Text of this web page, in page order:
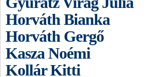
Horváth Bianka
Horváth Gergő
Kasza Noémi
Kollár Kitti